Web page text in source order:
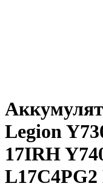
Legion
17IRH